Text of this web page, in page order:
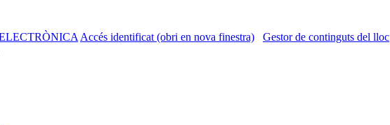
Accés identificat (obri en nova finestra) Gestor de continguts del lloc